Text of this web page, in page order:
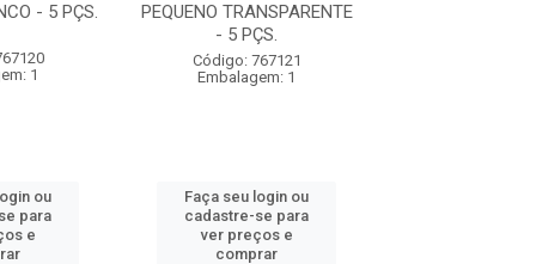
- 5 PÇS.
1
ou
para
e
PEQUENO TRANSPARENTE
- 5 PÇS.
Código: 767121
Embalagem: 1
Faça seu login ou
cadastre-se para
ver preços e
comprar